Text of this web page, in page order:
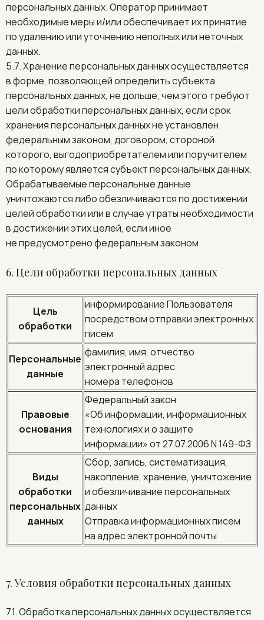
персональных данных. Оператор принимает
необходимые меры и/или обеспечивает их принятие
по удалению или уточнению неполных или неточных
данных.
5.7. Хранение персональных данных осуществляется
в форме, позволяющей определить субъекта
персональных данных, не дольше, чем этого требуют
цели обработки персональных данных, если срок
хранения персональных данных не установлен
федеральным законом, договором, стороной
которого, выгодоприобретателем или поручителем
по которому является субъект персональных данных.
Обрабатываемые персональные данные
уничтожаются либо обезличиваются по достижении
целей обработки или в случае утраты необходимости
в достижении этих целей, если иное
не предусмотрено федеральным законом.
6. Цели обработки персональных данных
Цель
обработки
информирование Пользователя
посредством отправки электронных
писем
Персональные
данные
фамилия, имя, отчество
электронный адрес
номера телефонов
Правовые
основания
Федеральный закон
«Об информации, информационных
технологиях и о защите
информации» от 27.07.2006 N 149-ФЗ
Виды
обработки
персональных
данных
Сбор, запись, систематизация,
накопление, хранение, уничтожение
и обезличивание персональных
данных
Отправка информационных писем
на адрес электронной почты
7. Условия обработки персональных данных
7.1. Обработка персональных данных осуществляется